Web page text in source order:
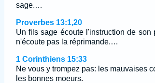
sage.…
Proverbes 13:1,20
Un fils sage écoute l'instruction de son
n'écoute pas la réprimande.…
1 Corinthiens 15:33
Ne vous y trompez pas: les mauvaises
les bonnes moeurs.